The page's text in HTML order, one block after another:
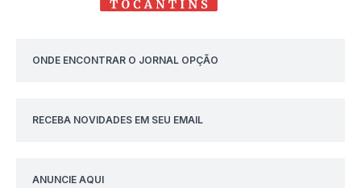
ONDE ENCONTRAR O JORNAL OPÇÃO
RECEBA NOVIDADES EM SEU EMAIL
ANUNCIE AQUI